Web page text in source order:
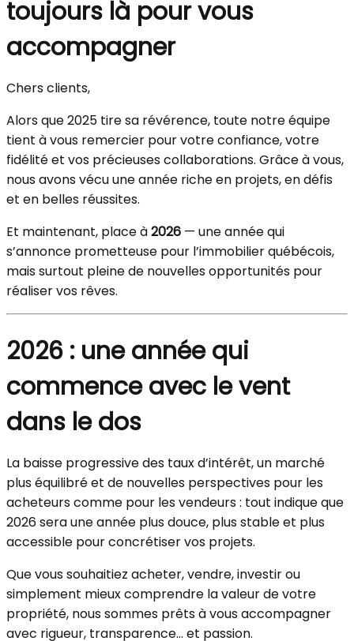
toujours là pour vous
accompagner
Chers clients,
Alors que 2025 tire sa révérence, toute notre équipe
tient à vous remercier pour votre confiance, votre
fidélité et vos précieuses collaborations. Grâce à vous,
nous avons vécu une année riche en projets, en défis
et en belles réussites.
Et maintenant, place à2026 — une année qui
s’annonce prometteuse pour l’immobilier québécois,
mais surtout pleine de nouvelles opportunités pour
réaliser vos rêves.
2026 : une année qui
commence avec le vent
dans le dos
La baisse progressive des taux d’intérêt, un marché
plus équilibré et de nouvelles perspectives pour les
acheteurs comme pour les vendeurs : tout indique que
2026 sera une année plus douce, plus stable et plus
accessible pour concrétiser vos projets.
Que vous souhaitiez acheter, vendre, investir ou
simplement mieux comprendre la valeur de votre
propriété, nous sommes prêts à vous accompagner
avec rigueur, transparence… et passion.